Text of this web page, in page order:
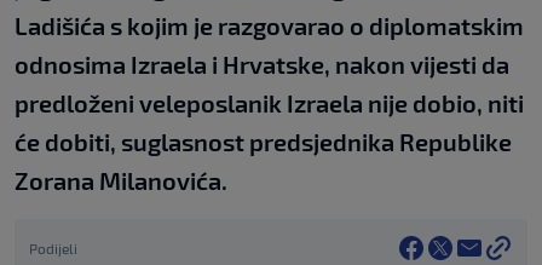
Ladišića s kojim je razgovarao o diplomatskim
odnosima Izraela i Hrvatske, nakon vijesti da
predloženi veleposlanik Izraela nije dobio, niti
će dobiti, suglasnost predsjednika Republike
Zorana Milanovića.
Podijeli